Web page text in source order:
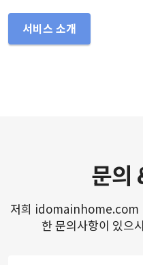
서비스 소개
문의
저희 idomainhome.com
한 문의사항이 있으